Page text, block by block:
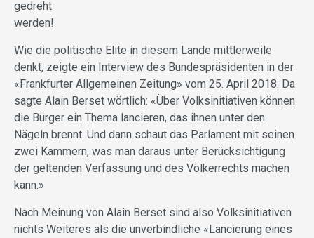
ge­dreht
werden!
Wie die politische Elite in diesem Lande mittlerweile
denkt, zeigte ein Interview des Bundespräsidenten in der
«Frankfurter Allgemeinen Zeitung» vom 25. April 2018. Da
sagte Alain Berset wörtlich: «Über Volks­initiativen können
die Bürger ein Thema lancieren, das ihnen unter den
Nägeln brennt. Und dann schaut das Parlament mit seinen
zwei Kammern, was man daraus unter Berücksichtigung
der geltenden Verfassung und des Völkerrechts machen
kann.»
Nach Meinung von Alain Berset sind also Volksinitiativen
nichts Weiteres als die unverbindliche «Lancierung eines